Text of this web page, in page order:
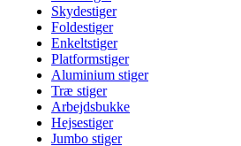
Skydestiger
Foldestiger
Enkeltstiger
Platformstiger
Aluminium stiger
Træ stiger
Arbejdsbukke
Hejsestiger
Jumbo stiger